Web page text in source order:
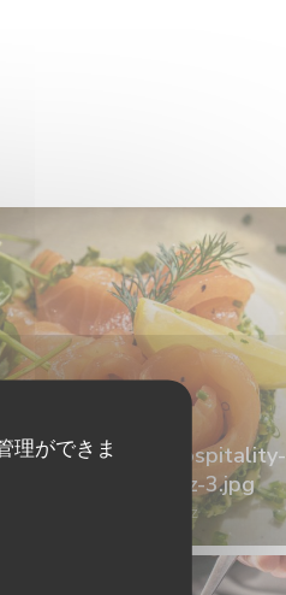
理ができまGrapeHospitality-
V2@SimonDetraz-3.jpg
© Simon Detraz